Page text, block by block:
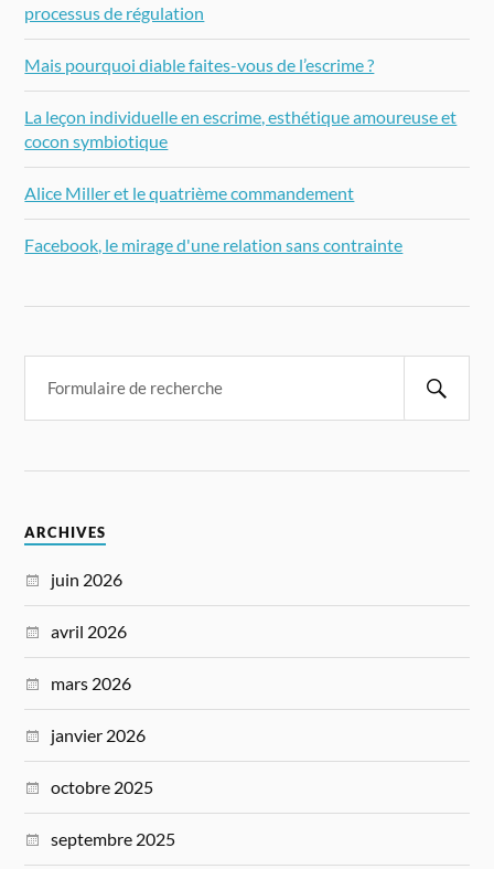
processus de régulation
Mais pourquoi diable faites-vous de l’escrime ?
La leçon individuelle en escrime, esthétique amoureuse et
cocon symbiotique
Alice Miller et le quatrième commandement
Facebook, le mirage d'une relation sans contrainte
ARCHIVES
juin 2026
avril 2026
mars 2026
janvier 2026
octobre 2025
septembre 2025